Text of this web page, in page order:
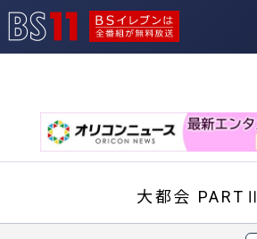
BSイレブンは全番組
大都会 PARTⅡ